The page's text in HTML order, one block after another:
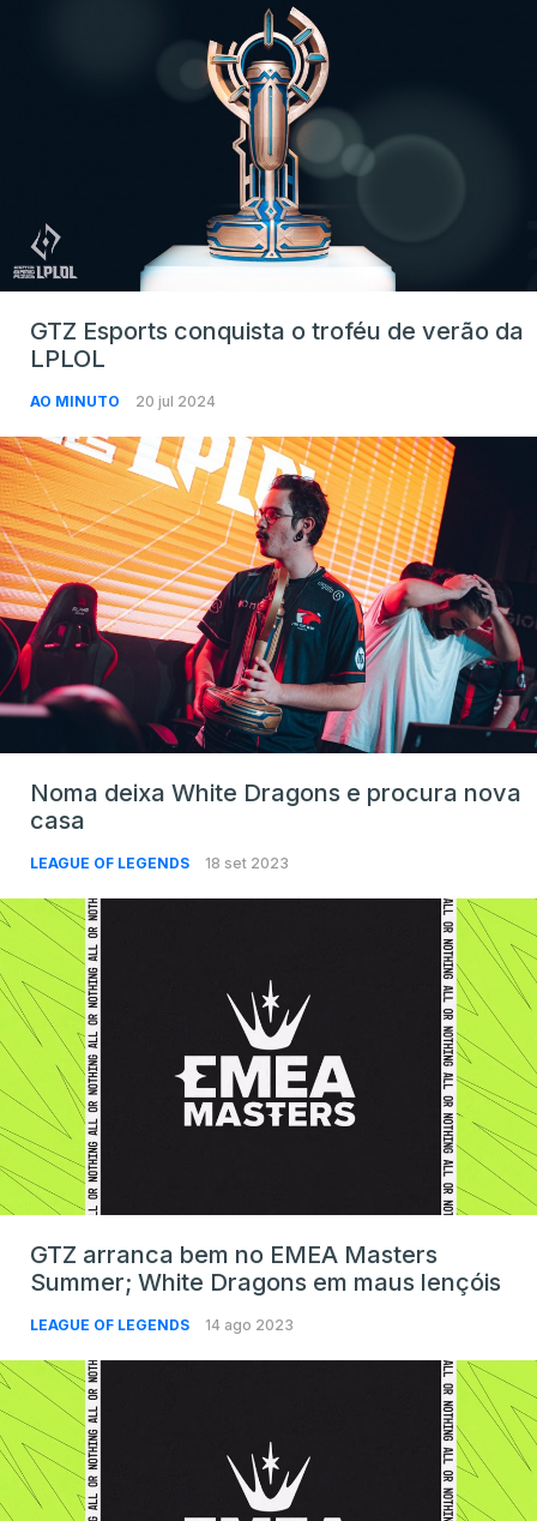
GTZ Esports conquista o troféu de verão da
LPLOL
AO MINUTO 20 jul 2024
Noma deixa White Dragons e procura nova
casa
LEAGUE OF LEGENDS 18 set 2023
GTZ arranca bem no EMEA Masters
Summer; White Dragons em maus lençóis
LEAGUE OF LEGENDS 14 ago 2023